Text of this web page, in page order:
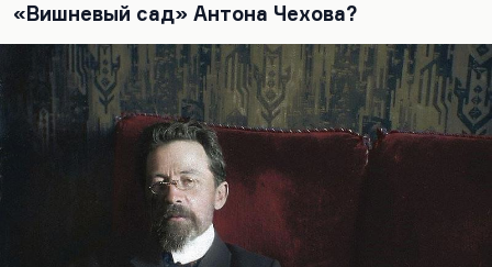
«Вишневый сад» Антона Чехова?